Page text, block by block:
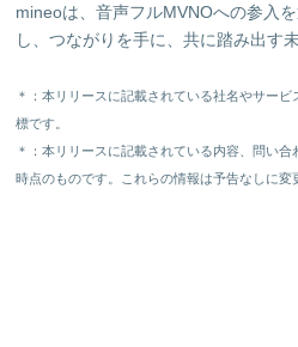
mineoは、音声フルMVNOへの参入
し、つながりを手に、共に踏み出す
＊：本リリースに記載されている社名やサー
標です。
＊：本リリースに記載されている内容、問い
時点のものです。これらの情報は予告なしに変